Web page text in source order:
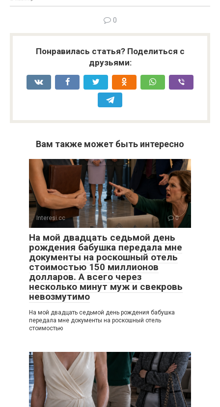
0
Понравилась статья? Поделиться с
друзьями:
Вам также может быть интересно
Interesi.cc 0
На мой двадцать седьмой день
рождения бабушка передала мне
документы на роскошный отель
стоимостью 150 миллионов
долларов. А всего через
несколько минут муж и свекровь
невозмутимо
На мой двадцать седьмой день рождения бабушка
передала мне документы на роскошный отель
стоимостью